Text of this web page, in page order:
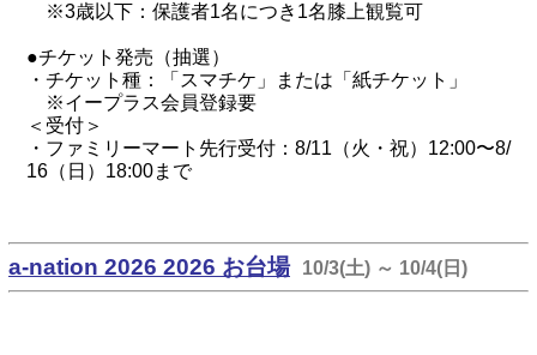
※3歳以下：保護者1名につき1名膝上観覧可
●チケット発売（抽選）
・チケット種：「スマチケ」または「紙チケット」
※イープラス会員登録要
＜受付＞
・ファミリーマート先行受付：8/11（火・祝）12:00〜8/
16（日）18:00まで
a-nation 2026 2026 お台場 10/3(土) ～ 10/4(日)